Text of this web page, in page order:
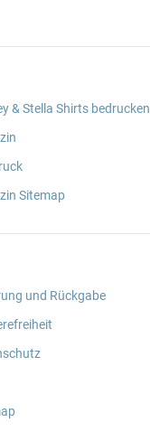
& Stella Shirts bedrucken
Sitemap
und Rückgabe